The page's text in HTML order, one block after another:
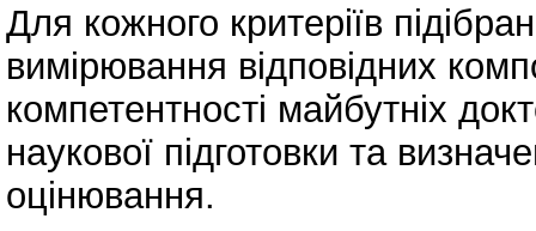
Для кожного критеріїв
вимірювання відповідних
компетентності майбутніх
наукової підготовки та
оцінювання.